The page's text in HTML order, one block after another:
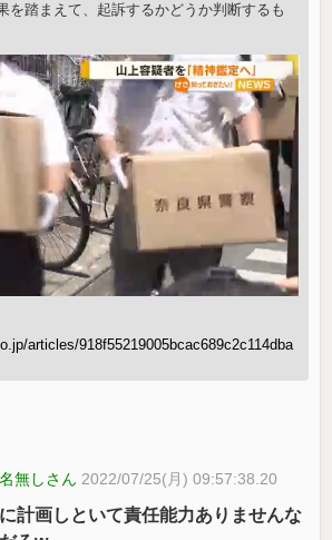
を踏まえて、起訴するかどうか判断するも
articles/918f55219005bcac689c2c114dba
無しさん 2022/07/25(月) 09:57:38.20
計画しといて責任能力ありませんな